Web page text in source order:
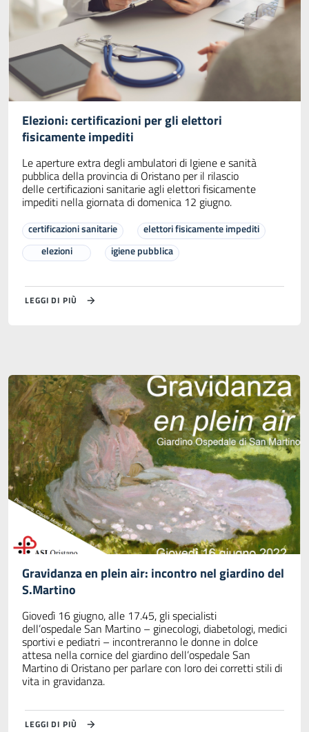
Elezioni: certificazioni per gli elettori
fisicamente impediti
Le aperture extra degli ambulatori di Igiene e sanità
pubblica della provincia di Oristano per il rilascio
delle certificazioni sanitarie agli elettori fisicamente
impediti nella giornata di domenica 12 giugno.
certificazioni sanitarie
elettori fisicamente impediti
elezioni
igiene pubblica
LEGGI DI PIÙ
Gravidanza en plein air: incontro nel giardino del
S.Martino
Giovedì 16 giugno, alle 17.45, gli specialisti
dell’ospedale San Martino – ginecologi, diabetologi, medici
sportivi e pediatri – incontreranno le donne in dolce
attesa nella cornice del giardino dell’ospedale San
Martino di Oristano per parlare con loro dei corretti stili di
vita in gravidanza.
LEGGI DI PIÙ